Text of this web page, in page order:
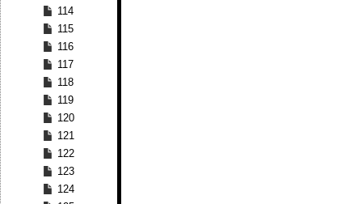
114
115
116
117
118
119
120
121
122
123
124